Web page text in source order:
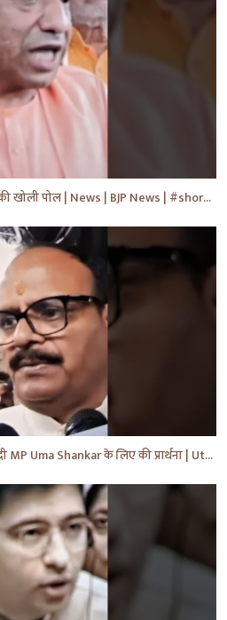
CM Yogi Adityanath का विपक्ष की खोली पोल | News | BJP News | #shorts #yt #news #ytshorts
Deputy CM Brijesh Pathak ने दी MP Uma Shankar के लिए की प्रार्थना | Uttar Pradesh News #shorts #yt